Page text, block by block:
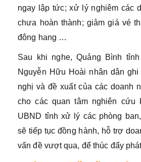
ngay lập tức; xử lý nghiêm các
chưa hoàn thành; giảm giá vé
đông hang …
Sau khi nghe, Quảng Bình
Nguyễn Hữu Hoài nhân dân ghi
nghị và đề xuất của các doanh
cho các quan tâm nghiên cứu
UBND tỉnh xử lý các phòng
sẽ tiếp tục đồng hành, hỗ trợ
vấn đề vượt qua, để thúc đẩy